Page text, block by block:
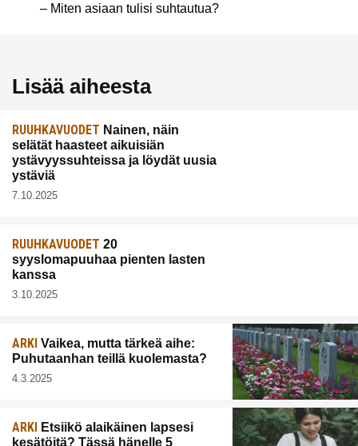
– Miten asiaan tulisi suhtautua?
Lisää aiheesta
RUUHKAVUODET Nainen, näin
selätät haasteet aikuisiän
ystävyyssuhteissa ja löydät uusia
ystäviä
7.10.2025
RUUHKAVUODET 20
syyslomapuuhaa pienten lasten
kanssa
3.10.2025
ARKI Vaikea, mutta tärkeä aihe:
Puhutaanhan teillä kuolemasta?
4.3.2025
ARKI Etsiikö alaikäinen lapsesi
kesätöitä? Tässä hänelle 5